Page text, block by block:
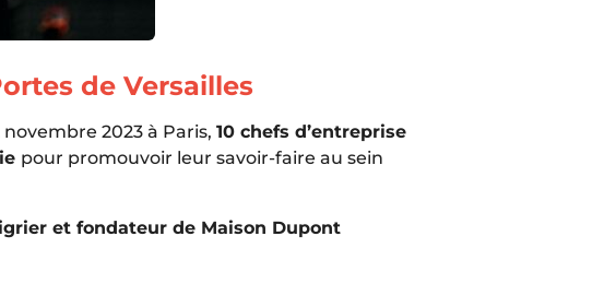
de Versailles
2023 à Paris, 10 chefs d’entreprise
pour promouvoir leur savoir-faire au sein
et fondateur de Maison Dupont